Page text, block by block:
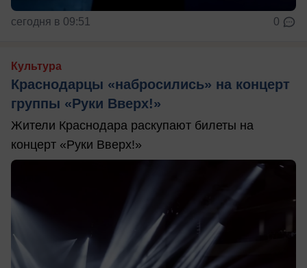
сегодня в 09:51 0
Культура
Краснодарцы «набросились» на концерт
группы «Руки Вверх!»
Жители Краснодара раскупают билеты на
концерт «Руки Вверх!»